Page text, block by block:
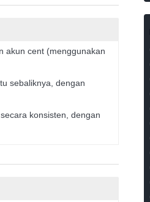
akun cent (menggunakan
sebaliknya, dengan
konsisten, dengan